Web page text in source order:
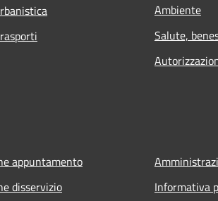
Ambiente
Salute,
appuntamento
disservizio
Informativa